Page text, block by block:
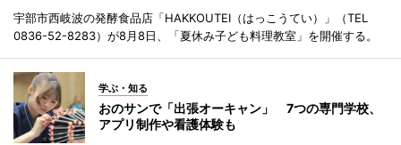
宇部市西岐波の発酵食品店「HAKKOUTEI（はっこうてい）」（TEL
0836-52-8283）が8月8日、「夏休み子ども料理教室」を開催する。
学ぶ・知る
おのサンで「出張オーキャン」 7つの専門学校、
アプリ制作や看護体験も